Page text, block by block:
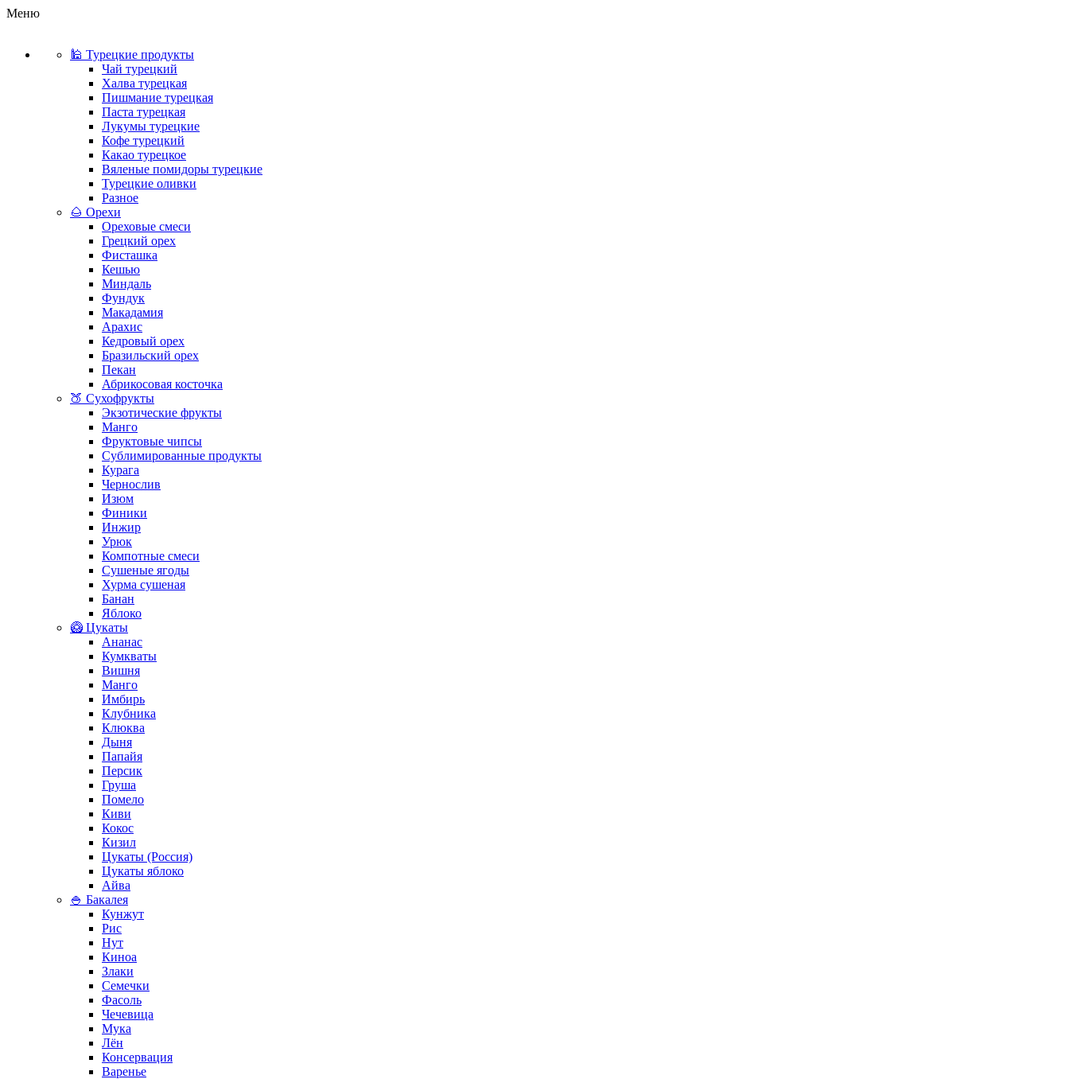
Меню
🕌 Турецкие продукты
Чай турецкий
Халва турецкая
Пишмание турецкая
Паста турецкая
Лукумы турецкие
Кофе турецкий
Какао турецкое
Вяленые помидоры турецкие
Турецкие оливки
Разное
🌰 Орехи
Ореховые смеси
Грецкий орех
Фисташка
Кешью
Миндаль
Фундук
Макадамия
Арахис
Кедровый орех
Бразильский орех
Пекан
Абрикосовая косточка
🍑 Сухофрукты
Экзотические фрукты
Манго
Фруктовые чипсы
Сублимированные продукты
Курага
Чернослив
Изюм
Финики
Инжир
Урюк
Компотные смеси
Сушеные ягоды
Хурма сушеная
Банан
Яблоко
🥝 Цукаты
Ананас
Кумкваты
Вишня
Манго
Имбирь
Клубника
Клюква
Дыня
Папайя
Персик
Груша
Помело
Киви
Кокос
Кизил
Цукаты (Россия)
Цукаты яблоко
Айва
🍚 Бакалея
Кунжут
Рис
Нут
Киноа
Злаки
Семечки
Фасоль
Чечевица
Мука
Лён
Консервация
Варенье